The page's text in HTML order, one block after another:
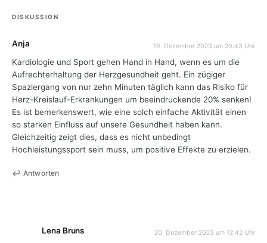
DISKUSSION
Anja 19. Dezember 2023 um 20:43 Uhr
Kardiologie und Sport gehen Hand in Hand, wenn es um die
Aufrechterhaltung der Herzgesundheit geht. Ein zügiger
Spaziergang von nur zehn Minuten täglich kann das Risiko für
Herz-Kreislauf-Erkrankungen um beeindruckende 20% senken!
Es ist bemerkenswert, wie eine solch einfache Aktivität einen
so starken Einfluss auf unsere Gesundheit haben kann.
Gleichzeitig zeigt dies, dass es nicht unbedingt
Hochleistungssport sein muss, um positive Effekte zu erzielen.
Antworten
Lena Bruns 20. Dezember 2023 um 12:42 Uhr